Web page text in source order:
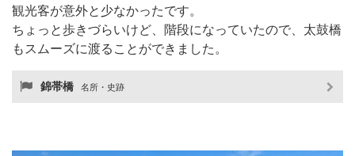
観光客が意外と少なかったです。
ちょっと歩きづらいけど、階段になっていたので、太鼓橋
もスムーズに渡ることができました。
錦帯橋 名所・史跡